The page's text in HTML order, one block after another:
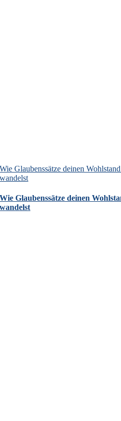
Wie Glaubenssätze deinen
wandelst
Wie Glaubenssätze deinen
wandelst